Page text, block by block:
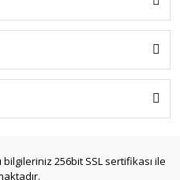
bilgileriniz 256bit SSL sertifikası ile